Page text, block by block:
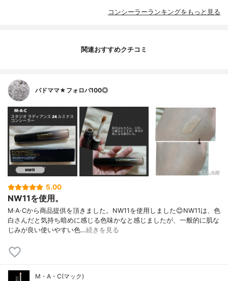
コンシーラーランキングをもっと見る
関連おすすめクチコミ
バドママ★フォロバ100◎
5.00
NW11を使用。
M·A·Cから商品提供を頂きました。NW11を使用しました😊NW11は、色
白さんだと気持ち暗めに感じる色味かなと感じましたが、一般的に肌な
じみが良い使いやすい色…続きを見る
M・A・C(マック)